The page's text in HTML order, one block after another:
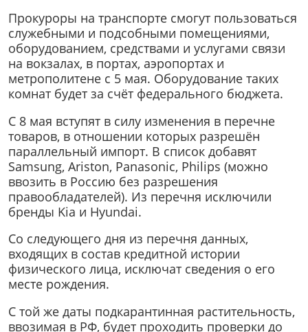
Прокуроры на транспорте смогут пользоваться
служебными и подсобными помещениями,
оборудованием, средствами и услугами связи
на вокзалах, в портах, аэропортах и
метрополитене с 5 мая. Оборудование таких
комнат будет за счёт федерального бюджета.
С 8 мая вступят в силу изменения в перечне
товаров, в отношении которых разрешён
параллельный импорт. В список добавят
Samsung, Ariston, Panasonic, Philips (можно
ввозить в Россию без разрешения
правообладателей). Из перечня исключили
бренды Kia и Hyundai.
Со следующего дня из перечня данных,
входящих в состав кредитной истории
физического лица, исключат сведения о его
месте рождения.
С той же даты подкарантинная растительность,
ввозимая в РФ, будет проходить проверки до